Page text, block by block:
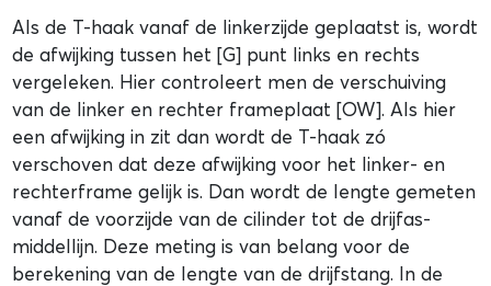
Als de T-haak vanaf de linkerzijde geplaatst is, wordt
de afwijking tussen het [G] punt links en rechts
vergeleken. Hier controleert men de verschuiving
van de linker en rechter frameplaat [OW]. Als hier
een afwijking in zit dan wordt de T-haak zó
verschoven dat deze afwijking voor het linker- en
rechterframe gelijk is. Dan wordt de lengte gemeten
vanaf de voorzijde van de cilinder tot de drijfas-
middellijn. Deze meting is van belang voor de
berekening van de lengte van de drijfstang. In de